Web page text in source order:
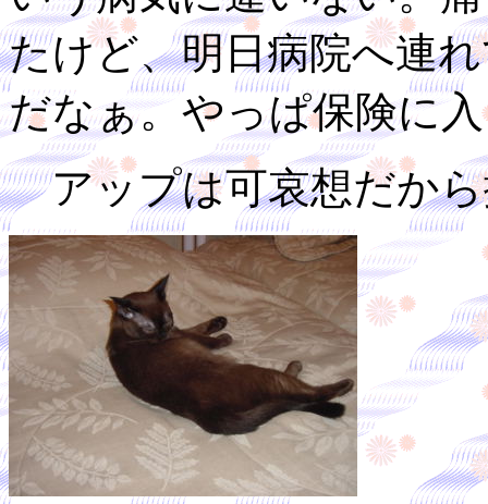
たけど、明日病院へ連
だなぁ。やっぱ保険に
アップは可哀想だから